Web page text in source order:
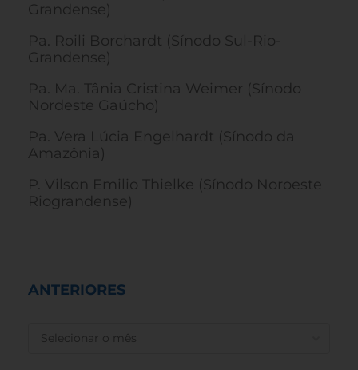
Grandense)
Pa. Roili Borchardt (Sínodo Sul-Rio-
Grandense)
Pa. Ma. Tânia Cristina Weimer (Sínodo
Nordeste Gaúcho)
Pa. Vera Lúcia Engelhardt (Sínodo da
Amazônia)
P. Vilson Emilio Thielke (Sínodo Noroeste
Riograndense)
ANTERIORES